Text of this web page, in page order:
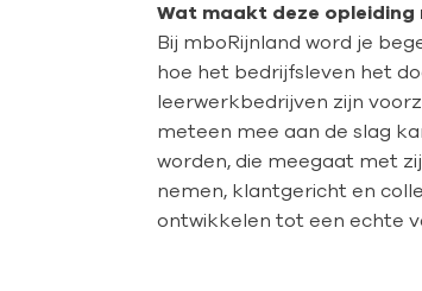
Wat maakt deze opleiding
Bij mboRijnland word je
hoe het bedrijfsleven het
leerwerkbedrijven zijn
meteen mee aan de slag
worden, die meegaat met
nemen, klantgericht en
ontwikkelen tot een echte